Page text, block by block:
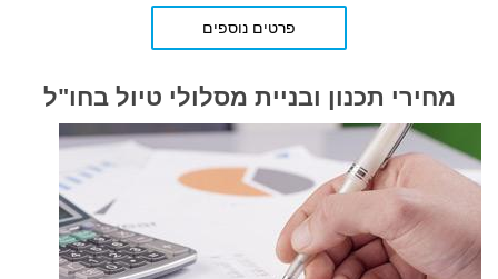
פרטים נוספים
מחירי תכנון ובניית מסלולי טיול בחו"ל